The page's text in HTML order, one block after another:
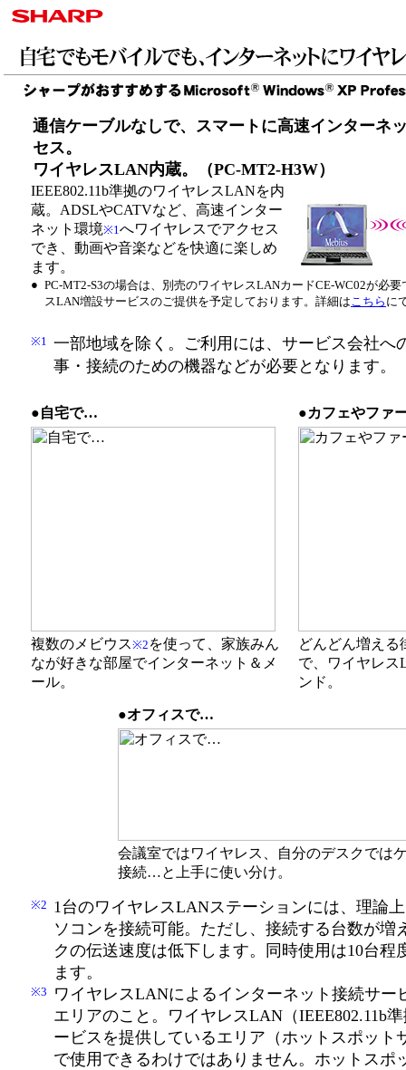
通信ケーブルなしで、スマートに高速インターネ
セス。
ワイヤレスLAN内蔵。（PC-MT2-H3W）
IEEE802.11b準拠のワイヤレスLANを内
蔵。ADSLやCATVなど、高速インター
ネット環境※1へワイヤレスでアクセス
でき、動画や音楽などを快適に楽しめ
ます。
● PC-MT2-S3の場合は、別売のワイヤレスLANカードCE-WC02が必
スLAN増設サービスのご提供を予定しております。詳細はこちら に
※1 一部地域を除く。ご利用には、サービス会社へ
事・接続のための機器などが必要となります。
●自宅で… ●カフェやファ
複数のメビウス※2 を使って、家族みん
なが好きな部屋でインターネット＆メ
ール。
どんどん増える
で、ワイヤレス
ンド。
●オフィスで…
会議室ではワイヤレス、自分のデスクでは
接続…と上手に使い分け。
※2 1台のワイヤレスLANステーションには、理論
ソコンを接続可能。ただし、接続する台数が増
クの伝送速度は低下します。同時使用は10台程
ます。
※3
ワイヤレスLANによるインターネット接続サー
エリアのこと。ワイヤレスLAN（IEEE802.11b
ービスを提供しているエリア（ホットスポット
で使用できるわけではありません。ホットスポ